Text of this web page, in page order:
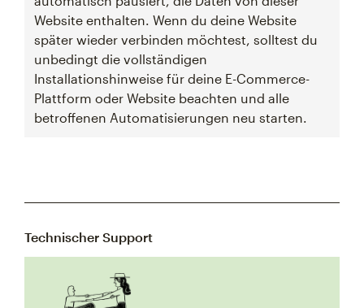
Website enthalten. Wenn du deine Website
später wieder verbinden möchtest, solltest du
unbedingt die vollständigen
Installationshinweise für deine E-Commerce-
Plattform oder Website beachten und alle
betroffenen Automatisierungen neu starten.
Technischer Support